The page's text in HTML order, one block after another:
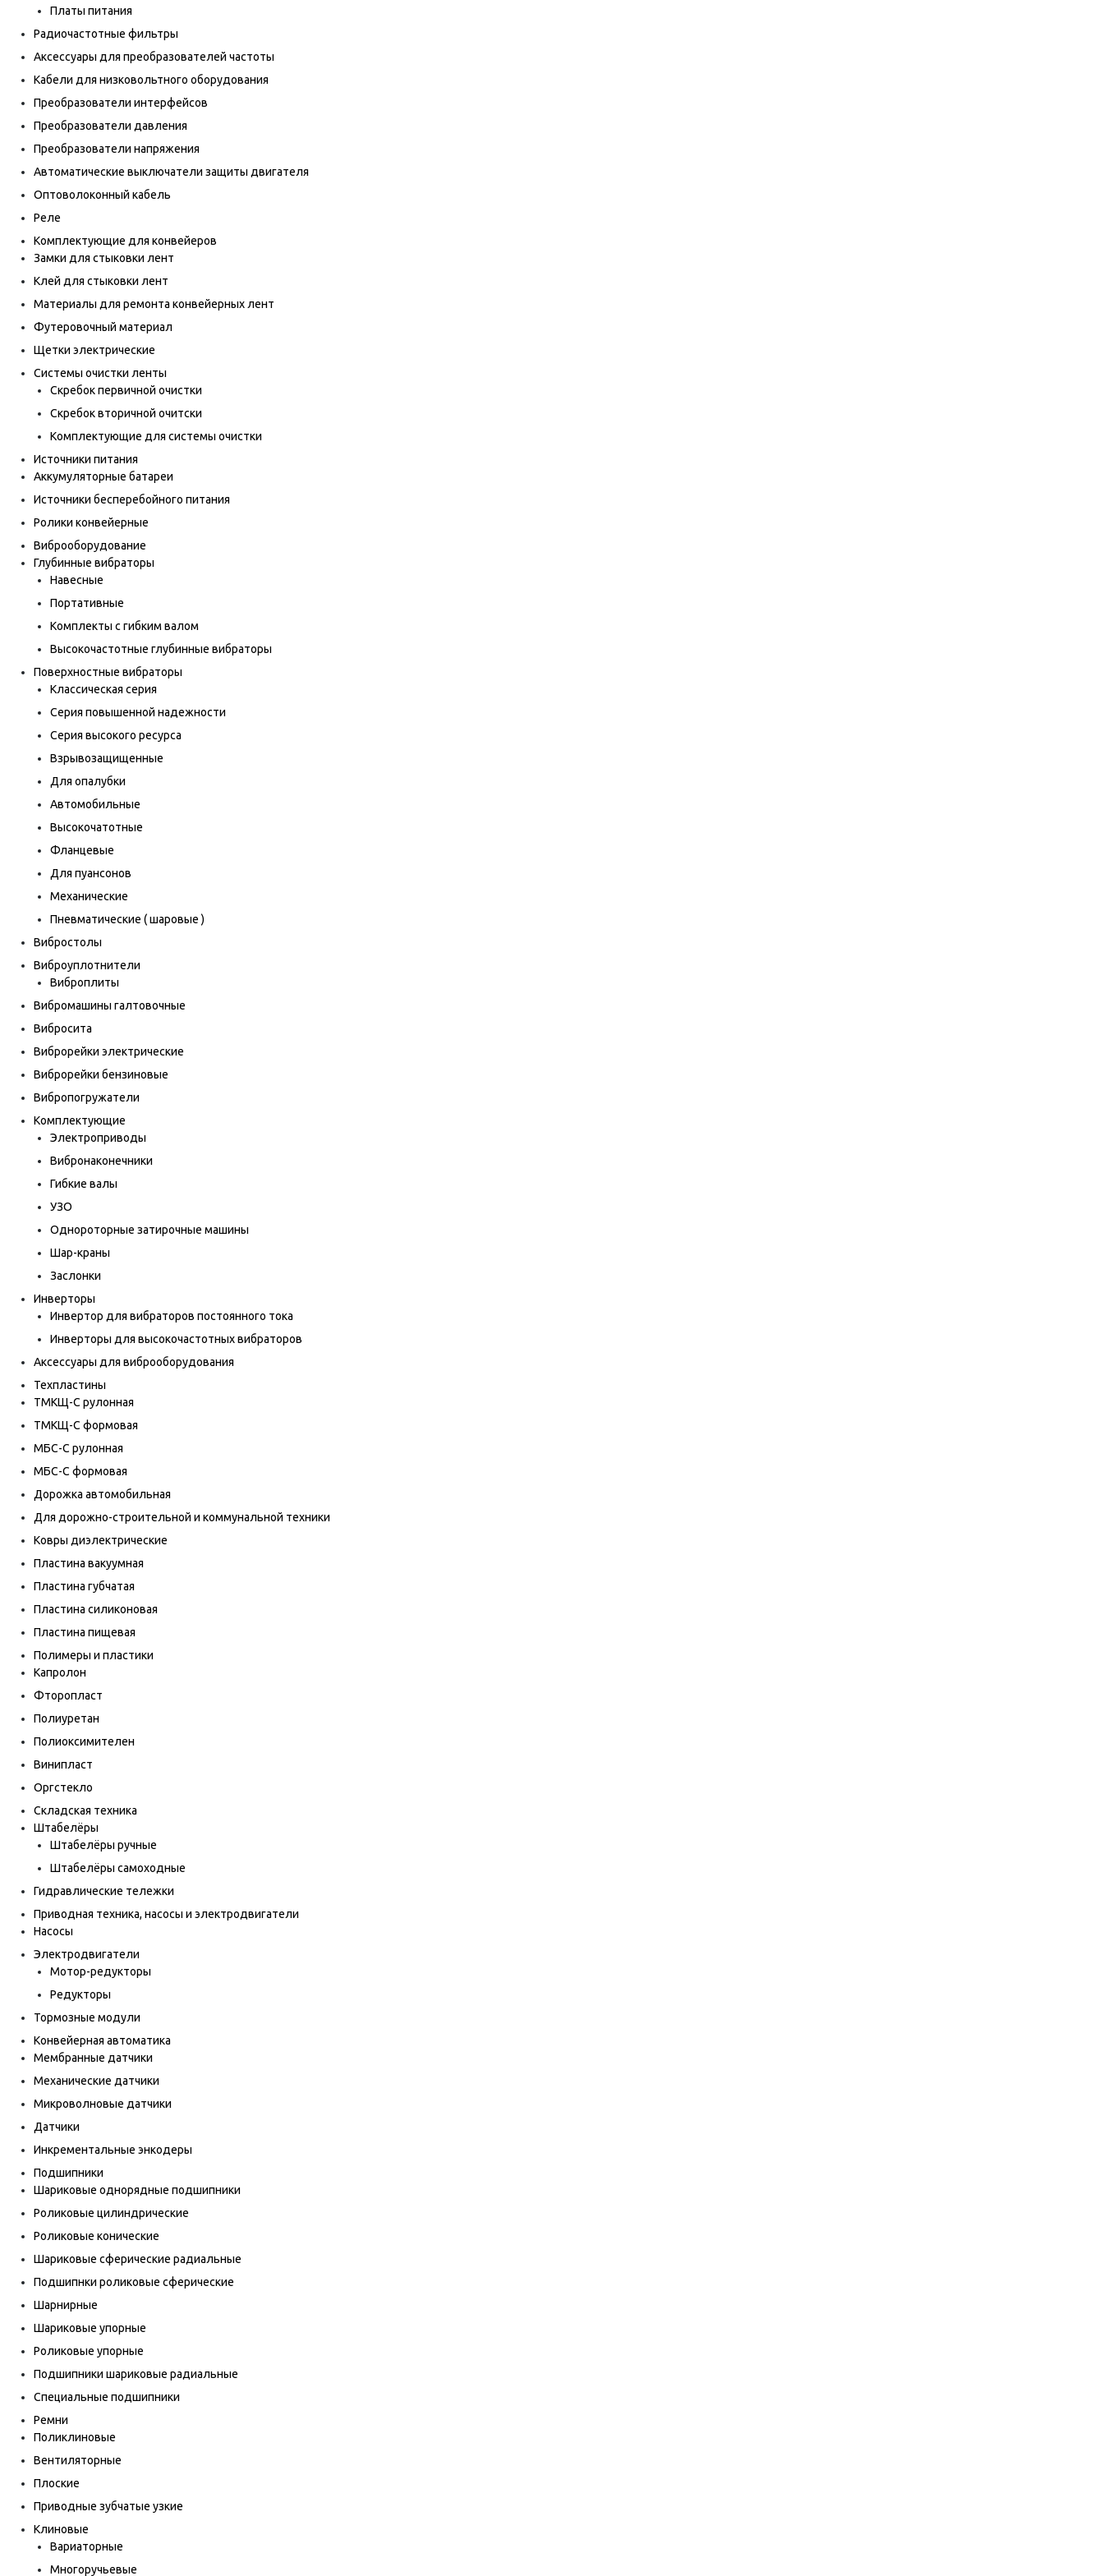
Платы питания
Радиочастотные фильтры
Аксессуары для преобразователей частоты
Кабели для низковольтного оборудования
Преобразователи интерфейсов
Преобразователи давления
Преобразователи напряжения
Автоматические выключатели защиты двигателя
Оптоволоконный кабель
Реле
Комплектующие для конвейеров
Замки для стыковки лент
Клей для стыковки лент
Материалы для ремонта конвейерных лент
Футеровочный материал
Щетки электрические
Системы очистки ленты
Скребок первичной очистки
Скребок вторичной очитски
Комплектующие для системы очистки
Источники питания
Аккумуляторные батареи
Источники бесперебойного питания
Ролики конвейерные
Виброоборудование
Глубинные вибраторы
Навесные
Портативные
Комплекты с гибким валом
Высокочастотные глубинные вибраторы
Поверхностные вибраторы
Классическая серия
Серия повышенной надежности
Серия высокого ресурса
Взрывозащищенные
Для опалубки
Автомобильные
Высокочатотные
Фланцевые
Для пуансонов
Механические
Пневматические ( шаровые )
Вибростолы
Виброуплотнители
Виброплиты
Вибромашины галтовочные
Вибросита
Виброрейки электрические
Виброрейки бензиновые
Вибропогружатели
Комплектующие
Электроприводы
Вибронаконечники
Гибкие валы
УЗО
Однороторные затирочные машины
Шар-краны
Заслонки
Инверторы
Инвертор для вибраторов постоянного тока
Инверторы для высокочастотных вибраторов
Аксессуары для виброоборудования
Техпластины
ТМКЩ-С рулонная
ТМКЩ-С формовая
МБС-С рулонная
МБС-С формовая
Дорожка автомобильная
Для дорожно-строительной и коммунальной техники
Ковры диэлектрические
Пластина вакуумная
Пластина губчатая
Пластина силиконовая
Пластина пищевая
Полимеры и пластики
Капролон
Фторопласт
Полиуретан
Полиоксимителен
Винипласт
Оргстекло
Складская техника
Штабелёры
Штабелёры ручные
Штабелёры самоходные
Гидравлические тележки
Приводная техника, насосы и электродвигатели
Насосы
Электродвигатели
Мотор-редукторы
Редукторы
Тормозные модули
Конвейерная автоматика
Мембранные датчики
Механические датчики
Микроволновые датчики
Датчики
Инкрементальные энкодеры
Подшипники
Шариковые однорядные подшипники
Роликовые цилиндрические
Роликовые конические
Шариковые сферические радиальные
Подшипнки роликовые сферические
Шарнирные
Шариковые упорные
Роликовые упорные
Подшипники шариковые радиальные
Специальные подшипники
Ремни
Поликлиновые
Вентиляторные
Плоские
Приводные зубчатые узкие
Клиновые
Вариаторные
Многоручьевые